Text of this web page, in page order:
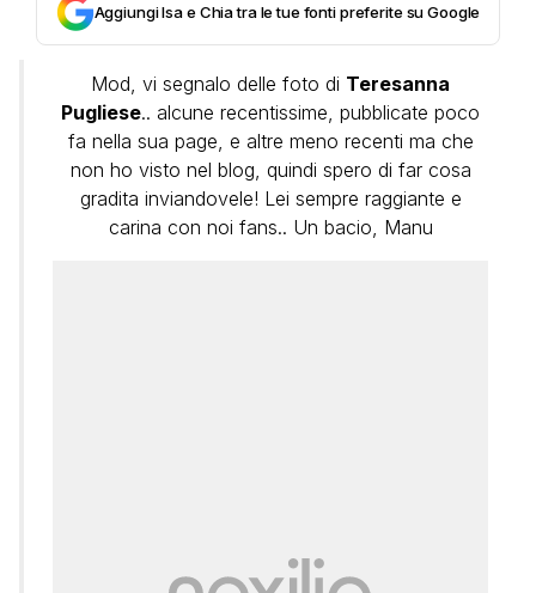
Aggiungi Isa e Chia tra le tue fonti preferite su Google
Mod, vi segnalo delle foto di Teresanna
Pugliese.. alcune recentissime, pubblicate poco
fa nella sua page, e altre meno recenti ma che
non ho visto nel blog, quindi spero di far cosa
gradita inviandovele! Lei sempre raggiante e
carina con noi fans.. Un bacio, Manu